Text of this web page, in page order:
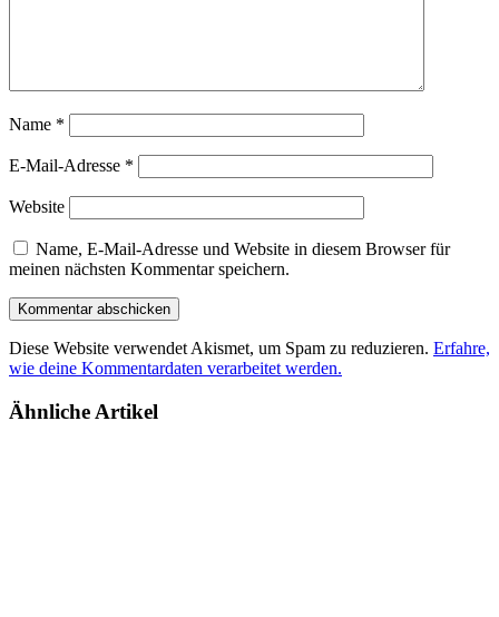
Name *
E-Mail-Adresse *
Website
Name, E-Mail-Adresse und Website in diesem Browser für
meinen nächsten Kommentar speichern.
Diese Website verwendet Akismet, um Spam zu reduzieren. Erfahre,
wie deine Kommentardaten verarbeitet werden.
Ähnliche Artikel